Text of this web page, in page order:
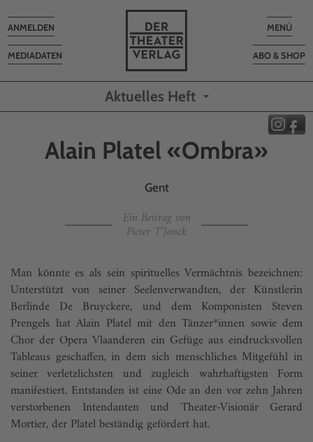
Toggle
MENÜ
ABO & SHOP
MEDIADATEN
Toggle
navigation
ANMELDEN
Aktuelles Heft
Alain Platel «Ombra»
Gent
Ein Beitrag von
Pieter T’Jonck
Man könnte es als sein spirituelles Vermächtnis bezeichnen:
Unterstützt von seiner Seelenverwandten, der Künstlerin
Berlinde De Bruyckere, und dem Komponisten Steven
Prengels hat Alain Platel mit den Tänzer*innen sowie dem
Chor der Opera Vlaanderen ein Gefüge aus eindrucksvollen
Tableaus geschaffen, in dem sich menschliches Mitgefühl in
seiner verletzlichsten und zugleich wahrhaftigsten Form
manifestiert. Entstanden ist eine Ode an den vor zehn Jahren
verstorbenen Intendanten und Theater-Visionär Gerard
Mortier, der Platel beständig gefördert hat.